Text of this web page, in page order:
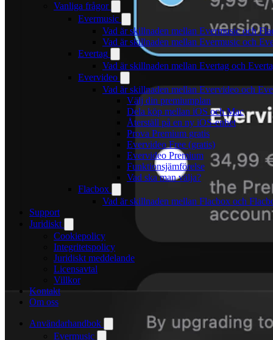
Vanliga frågor
Evermusic
Vad är skillnaden mellan Evermusic och
Vad är skillnaden mellan Evermusic och
Evertag
Vad är skillnaden mellan Evertag och
Evervideo
Vad är skillnaden mellan Evervideo och
Välj din premiumplan
Dela köp mellan iOS och Mac
Återställ på en ny iOS-enhet
Prova Premium gratis
Evervideo Free (gratis)
Evervideo Premium
Funktionsjämförelse
Vad ska man välja?
Flacbox
Vad är skillnaden mellan Flacbox och
Support
Juridiskt
Cookiepolicy
Integritetspolicy
Juridiskt meddelande
Licensavtal
Villkor
Kontakt
Om oss
Användarhandbok
Evermusic